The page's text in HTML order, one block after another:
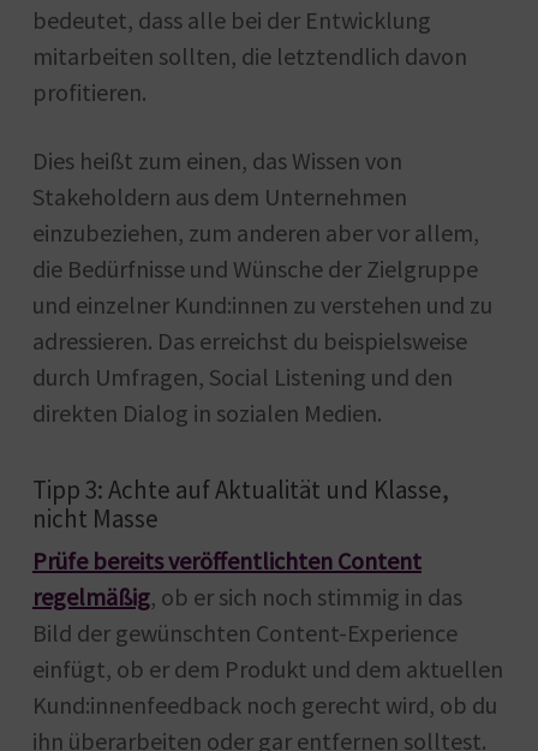
bedeutet, dass alle bei der Entwicklung
mitarbeiten sollten, die letztendlich davon
profitieren.
Dies heißt zum einen, das Wissen von
Stakeholdern aus dem Unternehmen
einzubeziehen, zum anderen aber vor allem,
die Bedürfnisse und Wünsche der Zielgruppe
und einzelner Kund:innen zu verstehen und zu
adressieren. Das erreichst du beispielsweise
durch Umfragen, Social Listening und den
direkten Dialog in sozialen Medien.
Tipp 3: Achte auf Aktualität und Klasse,
nicht Masse
Prüfe bereits veröffentlichten Content
regelmäßig, ob er sich noch stimmig in das
Bild der gewünschten Content-Experience
einfügt, ob er dem Produkt und dem aktuellen
Kund:innenfeedback noch gerecht wird, ob du
ihn überarbeiten oder gar entfernen solltest.